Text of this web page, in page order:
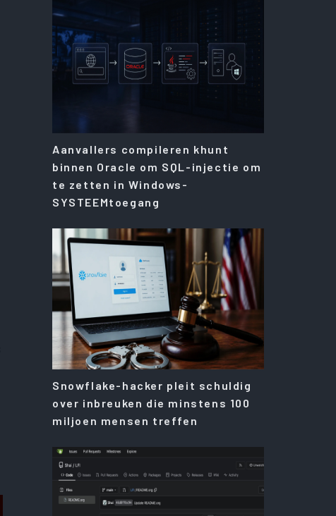
Aanvallers compileren khunt
binnen Oracle om SQL-injectie om
te zetten in Windows-
SYSTEEMtoegang
Snowflake-hacker pleit schuldig
over inbreuken die minstens 100
miljoen mensen treffen